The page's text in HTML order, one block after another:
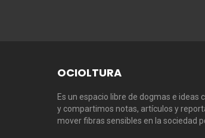
OCIOLTURA
Es un espacio libre de dogmas e ideas
y compartimos notas, artículos y
mover fibras sensibles en la sociedad